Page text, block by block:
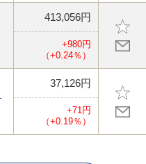
413,056円
+980円
（+0.24％）
37,126円
+71円
（+0.19％）